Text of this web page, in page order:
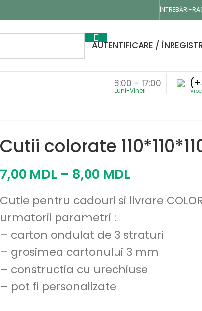
ÎNTREBĂRI-
AUTENTIFICARE /
8:00 - 17:00
Cutii colorate
7,00 MDL – 8,00 MDL
Cutie pentru cadouri si livrare
urmatorii parametri :
– carton ondulat de 3 straturi
– grosimea cartonului 3 mm
– constructia cu urechiuse
– pot fi personalizate